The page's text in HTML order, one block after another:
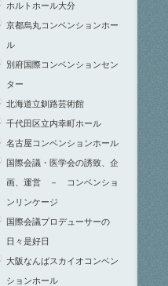
ホルトホール大分
京都烏丸コンベンションホー
ル
別府国際コンベンションセン
ター
北海道立釧路芸術館
千代田区立内幸町ホール
名古屋コンベンションホール
国際会議・医学会の誘致、企
画、運営 － コンベンショ
ンリンケージ
国際会議プロデューサーの
日々是好日
大阪なんばスカイオコンベン
ションホール